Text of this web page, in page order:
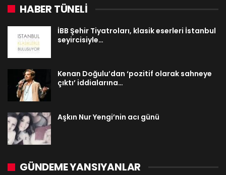
HABER TÜNELİ
İBB Şehir Tiyatroları, klasik eserleri İstanbul
seyircisiyle…
Kenan Doğulu’dan ‘pozitif olarak sahneye
çıktı’ iddialarına…
Aşkın Nur Yengi’nin acı günü
GÜNDEME YANSIYANLAR